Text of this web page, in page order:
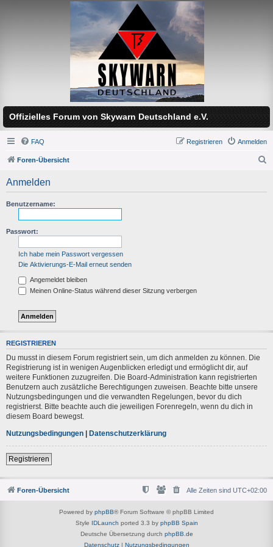
Offizielles Forum von Skywarn Deutschland e.V.
FAQ Anmelden
Registrieren
Foren-Übersicht
Anmelden
Benutzername:
Passwort:
Ich habe mein Passwort vergessen
Die Aktivierungs-E-Mail erneut senden
Angemeldet bleiben
Meinen Online-Status während dieser Sitzung verbergen
REGISTRIEREN
Du musst in diesem Forum registriert sein, um dich anmelden zu können. Die
Registrierung ist in wenigen Augenblicken erledigt und ermöglicht dir, auf
weitere Funktionen zuzugreifen. Die Board-Administration kann registrierten
Benutzern auch zusätzliche Berechtigungen zuweisen. Beachte bitte unsere
Nutzungsbedingungen und die verwandten Regelungen, bevor du dich
registrierst. Bitte beachte auch die jeweiligen Forenregeln, wenn du dich in
diesem Board bewegst.
Nutzungsbedingungen | Datenschutzerklärung
Registrieren
Foren-Übersicht Alle Zeiten sind UTC+02:00
Powered by phpBB® Forum Software © phpBB Limited
Style IDLaunch ported 3.3 by phpBB Spain
Deutsche Übersetzung durch phpBB.de
Datenschutz| Nutzungsbedingungen